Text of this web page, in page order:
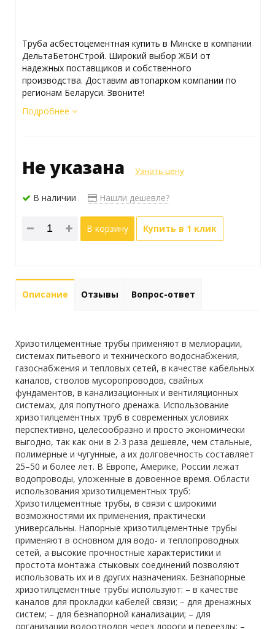
Труба асбестоцементная купить в Минске в компании
ДельтаБетонСтрой. Широкий выбор ЖБИ от
надежных поставщиков и собственного
производства. Доставим автопарком компании по
регионам Беларуси. Звоните!
Подробнее
Не указана Узнать цену
В наличии Нашли дешевле?
В корзину Купить в 1 клик
Описание Отзывы Вопрос-ответ
Хризотилцементные трубы применяют в мелиорации,
системах питьевого и технического водоснабжения,
газоснабжения и тепловых сетей, в качестве кабельных
каналов, стволов мусоропроводов, свайных
фундаментов, в канализационных и вентиляционных
системах, для попутного дренажа. Использование
хризотилцементных труб в современных условиях
перспективно, целесообразно и просто экономически
выгодно, так как они в 2-3 раза дешевле, чем стальные,
полимерные и чугунные, а их долговечность составляет
25–50 и более лет. В Европе, Америке, России лежат
водопроводы, уложенные в довоенное время. Области
использования хризотилцементных труб:
Хризотилцементные трубы, в связи с широкими
возможностями их применения, практически
универсальны. Напорные хризотилцементные трубы
применяют в основном для водо- и теплопроводных
сетей, а высокие прочностные характеристики и
простота монтажа стыковых соединений позволяют
использовать их и в других назначениях. Безнапорные
хризотилцементные трубы используют: – в качестве
каналов для прокладки кабелей связи; – для дренажных
систем; – для безнапорной канализации; – для
организации водоотводов через дороги и переезды; –